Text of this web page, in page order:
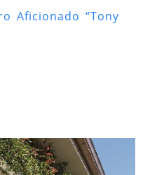
Aficionado “Tony